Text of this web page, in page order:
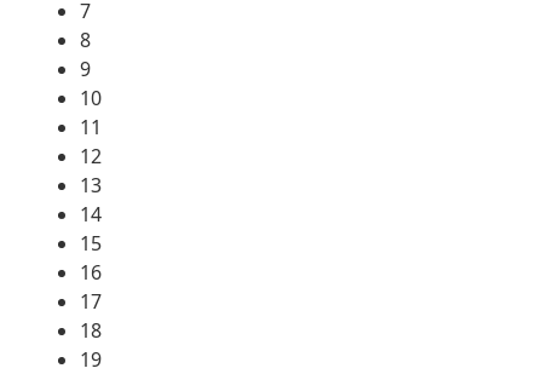
7
8
9
10
11
12
13
14
15
16
17
18
19